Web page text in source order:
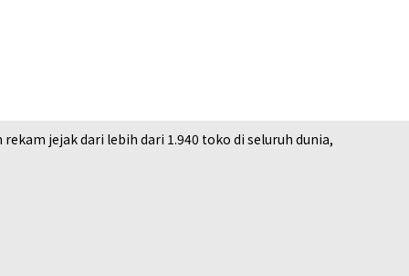
bracelet 6 sides double
jejak dari lebih dari 1.940 toko di seluruh dunia,